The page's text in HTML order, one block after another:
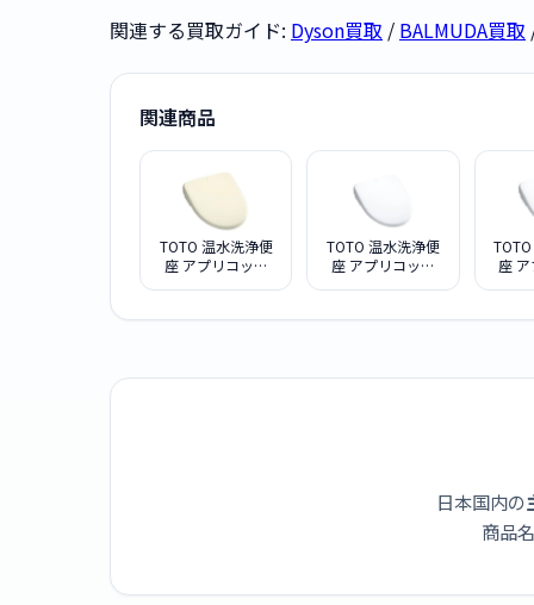
関連する買取ガイド: Dyson買取 / BALMUDA買取
関連商品
TOTO 温水洗浄便
座 アプリコット
ー
TOTO 温水洗浄便
座 アプリコット
座
日本国内の
商品